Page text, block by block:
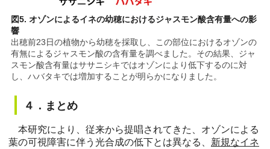
図5. オゾンによるイネの幼穂におけるジャスモン酸含有量への影
響
出穂前23日の植物から幼穂を採取し、この部位におけるオゾンの
有無によるジャスモン酸の含有量を調べました。その結果、ジャ
スモン酸含有量はササニシキではオゾンにより低下するのに対
し、ハバタキでは増加することが明らかになりました。
４．まとめ
本研究により、従来から提唱されてきた、オゾンによる
葉の可視障害に伴う光合成の低下とは異なる、 新規なイネ